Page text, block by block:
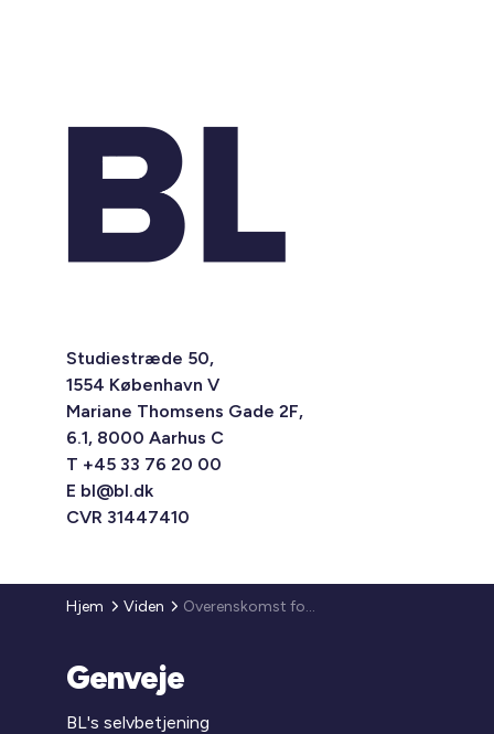
Studiestræde 50,
1554 København V
Mariane Thomsens Gade 2F,
6.1, 8000 Aarhus C
T +45 33 76 20 00
E bl@bl.dk
CVR 31447410
Hjem Viden Overenskomst for gartnere 2010
Genveje
BL's selvbetjening